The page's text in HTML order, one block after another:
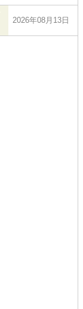
2026年08月13日